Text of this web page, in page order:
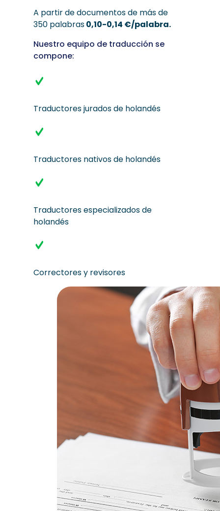
A partir de documentos de más de
350 palabras0,10-0,14 €/palabra.
Nuestro equipo de traducción se
compone:
Traductores jurados de holandés
Traductores nativos de holandés
Traductores especializados de
holandés
Correctores y revisores